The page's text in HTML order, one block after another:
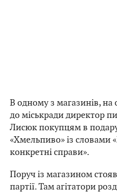
В одному з магазинів, на
до міськради директор
Лисюк покупцям в
«Хмельпиво» із словами
конкретні справи».
Поруч із магазином
партії. Там агітатори